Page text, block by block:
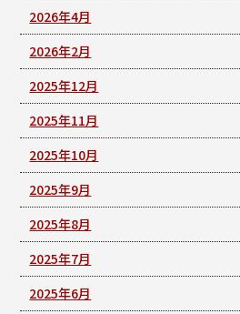
2026年4月
2026年2月
2025年12月
2025年11月
2025年10月
2025年9月
2025年8月
2025年7月
2025年6月